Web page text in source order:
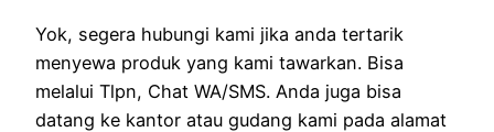
Yok, segera hubungi kami jika anda tertarik
menyewa produk yang kami tawarkan. Bisa
melalui Tlpn, Chat WA/SMS. Anda juga bisa
datang ke kantor atau gudang kami pada alamat